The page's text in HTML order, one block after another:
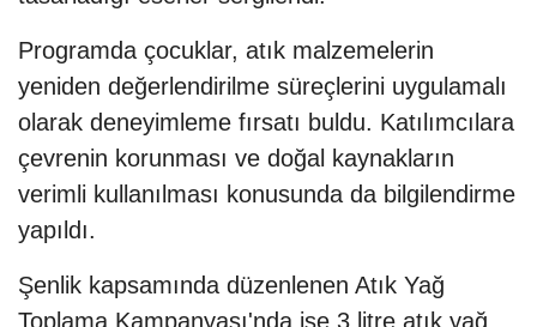
Programda çocuklar, atık malzemelerin
yeniden değerlendirilme süreçlerini uygulamalı
olarak deneyimleme fırsatı buldu. Katılımcılara
çevrenin korunması ve doğal kaynakların
verimli kullanılması konusunda da bilgilendirme
yapıldı.
Şenlik kapsamında düzenlenen Atık Yağ
Toplama Kampanyası'nda ise 3 litre atık yağ